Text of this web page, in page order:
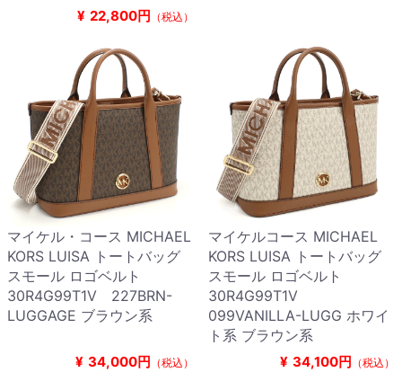
¥ 22,800円 （税込）
マイケル・コース MICHAEL
KORS LUISA トートバッグ
スモール ロゴベルト
30R4G99T1V 227BRN-
LUGGAGE ブラウン系
¥ 34,000円 （税込）
マイケルコース MICHAEL
KORS LUISA トートバッグ
スモール ロゴベルト
30R4G99T1V
099VANILLA-LUGG ホワイ
ト系 ブラウン系
¥ 34,100円 （税込）